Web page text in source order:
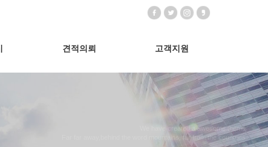
견적의뢰 고객지원
We have created a awesome theme
Far far away,behind the word mountains, far from the countries